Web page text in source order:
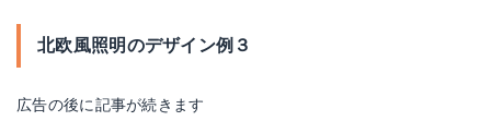
北欧風照明のデザイン例３
広告の後に記事が続きます